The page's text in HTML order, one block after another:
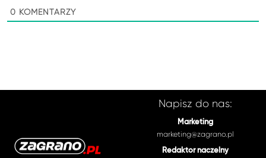
0 KOMENTARZY
Napisz do nas:
Marketing
marketing@zagrano.pl
Redaktor naczelny